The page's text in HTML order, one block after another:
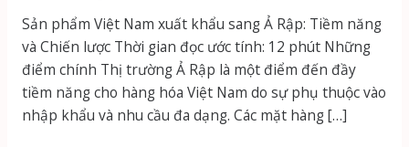
Sản phẩm Việt Nam xuất khẩu sang Ả Rập: Tiềm năng
và Chiến lược Thời gian đọc ước tính: 12 phút Những
điểm chính Thị trường Ả Rập là một điểm đến đầy
tiềm năng cho hàng hóa Việt Nam do sự phụ thuộc vào
nhập khẩu và nhu cầu đa dạng. Các mặt hàng […]